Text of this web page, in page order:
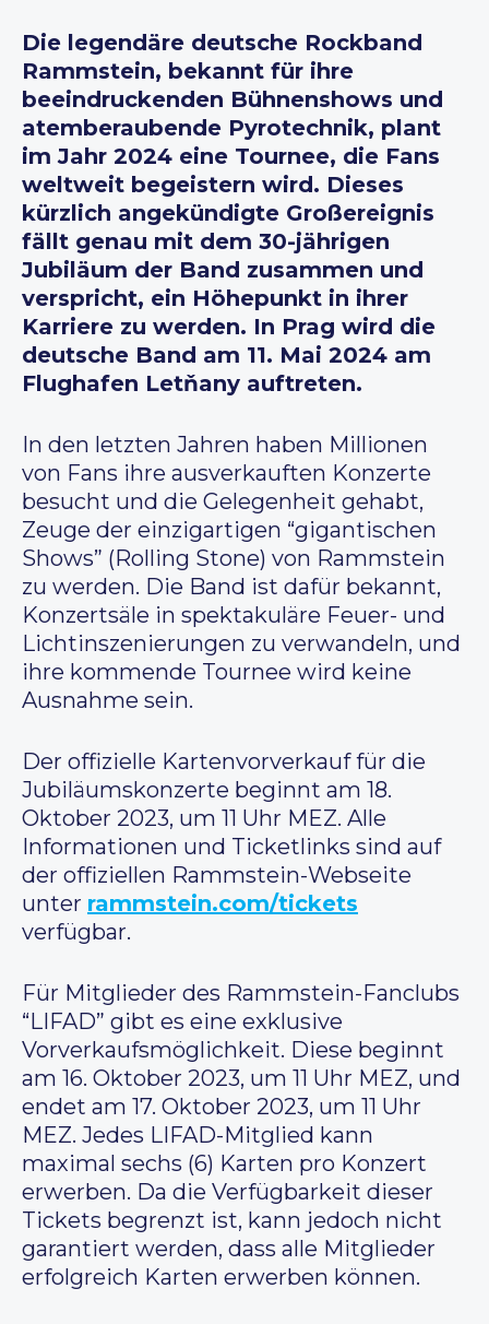
Die legendäre deutsche Rockband
Rammstein, bekannt für ihre
beeindruckenden Bühnenshows und
atemberaubende Pyrotechnik, plant
im Jahr 2024 eine Tournee, die Fans
weltweit begeistern wird. Dieses
kürzlich angekündigte Großereignis
fällt genau mit dem 30-jährigen
Jubiläum der Band zusammen und
verspricht, ein Höhepunkt in ihrer
Karriere zu werden. In Prag wird die
deutsche Band am 11. Mai 2024 am
Flughafen Letňany auftreten.
In den letzten Jahren haben Millionen
von Fans ihre ausverkauften Konzerte
besucht und die Gelegenheit gehabt,
Zeuge der einzigartigen “gigantischen
Shows” (Rolling Stone) von Rammstein
zu werden. Die Band ist dafür bekannt,
Konzertsäle in spektakuläre Feuer- und
Lichtinszenierungen zu verwandeln, und
ihre kommende Tournee wird keine
Ausnahme sein.
Der offizielle Kartenvorverkauf für die
Jubiläumskonzerte beginnt am 18.
Oktober 2023, um 11 Uhr MEZ. Alle
Informationen und Ticketlinks sind auf
der offiziellen Rammstein-Webseite
unter rammstein.com/tickets
verfügbar.
Für Mitglieder des Rammstein-Fanclubs
“LIFAD” gibt es eine exklusive
Vorverkaufsmöglichkeit. Diese beginnt
am 16. Oktober 2023, um 11 Uhr MEZ, und
endet am 17. Oktober 2023, um 11 Uhr
MEZ. Jedes LIFAD-Mitglied kann
maximal sechs (6) Karten pro Konzert
erwerben. Da die Verfügbarkeit dieser
Tickets begrenzt ist, kann jedoch nicht
garantiert werden, dass alle Mitglieder
erfolgreich Karten erwerben können.